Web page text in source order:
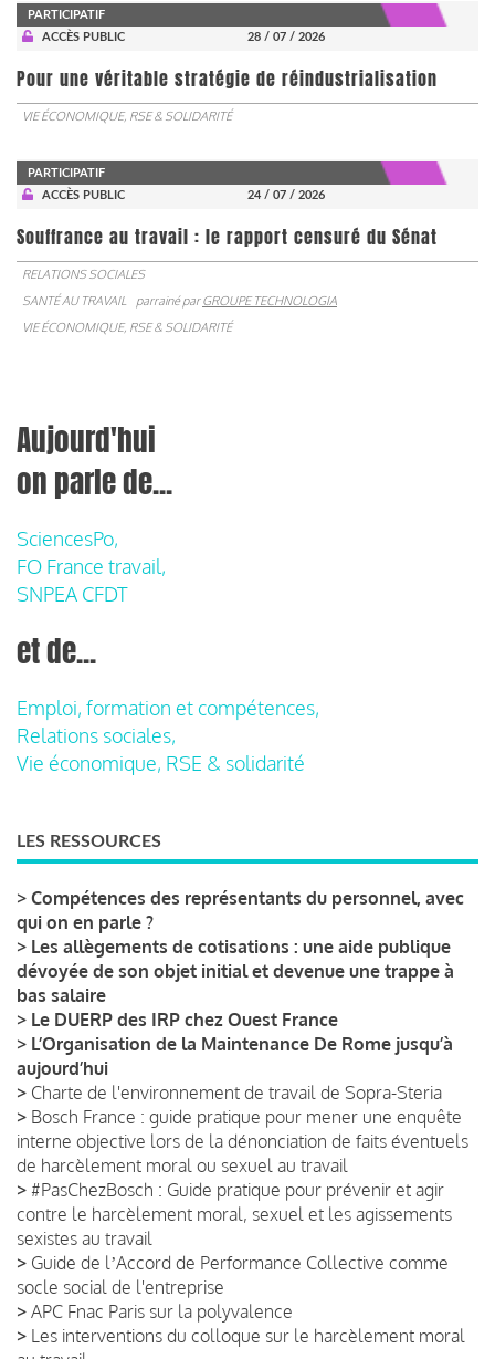
PARTICIPATIF
ACCÈS PUBLIC
28 / 07 / 2026
Pour une véritable stratégie de réindustrialisation
VIE ÉCONOMIQUE, RSE & SOLIDARITÉ
PARTICIPATIF
ACCÈS PUBLIC
24 / 07 / 2026
Souffrance au travail : le rapport censuré du Sénat
RELATIONS SOCIALES
SANTÉ AU TRAVAIL
parrainé parGROUPE TECHNOLOGIA
VIE ÉCONOMIQUE, RSE & SOLIDARITÉ
Aujourd'hui
on parle de...
SciencesPo,
FO France travail,
SNPEA CFDT
et de...
Emploi, formation et compétences,
Relations sociales,
Vie économique, RSE & solidarité
LES RESSOURCES
> Compétences des représentants du personnel, avec
qui on en parle ?
> Les allègements de cotisations : une aide publique
dévoyée de son objet initial et devenue une trappe à
bas salaire
> Le DUERP des IRP chez Ouest France
> L’Organisation de la Maintenance De Rome jusqu’à
aujourd’hui
> Charte de l'environnement de travail de Sopra-Steria
> Bosch France : guide pratique pour mener une enquête
interne objective lors de la dénonciation de faits éventuels
de harcèlement moral ou sexuel au travail
> #PasChezBosch : Guide pratique pour prévenir et agir
contre le harcèlement moral, sexuel et les agissements
sexistes au travail
> Guide de lʼAccord de Performance Collective comme
socle social de l'entreprise
> APC Fnac Paris sur la polyvalence
> Les interventions du colloque sur le harcèlement moral